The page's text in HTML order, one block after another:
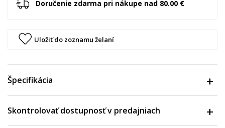
Doručenie zdarma pri nákupe nad 80.00 €
Uložiť do zoznamu želaní
Špecifikácia
Skontrolovať dostupnosť v predajniach